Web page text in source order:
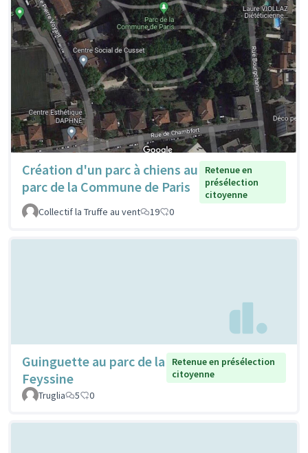
Création d'un parc à chiens au
parc de la Commune de Paris
Retenue en
présélection
citoyenne
Collectif la Truffe au vent
19 0
Guinguette au parc de la
Feyssine
Retenue en présélection
citoyenne
Truglia
5 0